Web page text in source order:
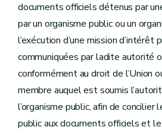
documents officiels détenus par
par un organisme public ou un
l’exécution d’une mission
communiquées par ladite autorité
conformément au droit de l’Union
membre auquel est soumis
l’organisme public, afin de concilier
public aux documents officiels et